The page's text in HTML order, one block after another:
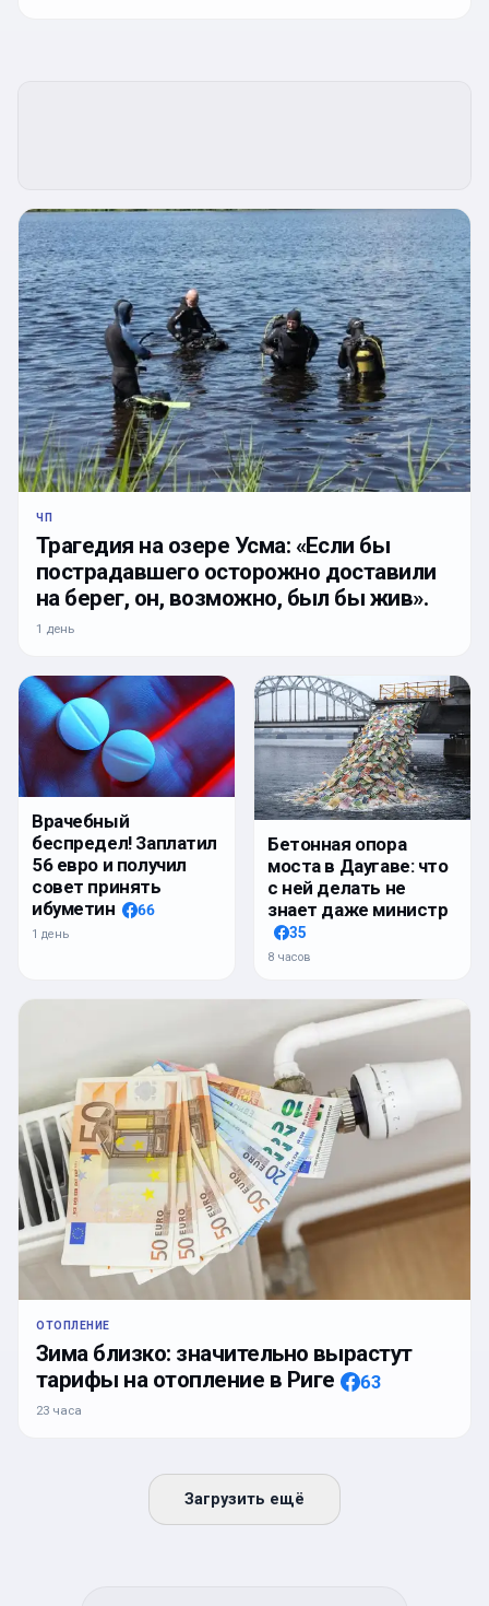
ЧП
Трагедия на озере Усма: «Если бы
пострадавшего осторожно доставили
на берег, он, возможно, был бы жив».
1 день
Врачебный
беспредел! Заплатил
56 евро и получил
совет принять
ибуметин
66
1 день
Бетонная опора
моста в Даугаве: что
с ней делать не
знает даже министр
35
8 часов
ОТОПЛЕНИЕ
Зима близко: значительно вырастут
тарифы на отопление в Риге
63
23 часа
Загрузить ещё